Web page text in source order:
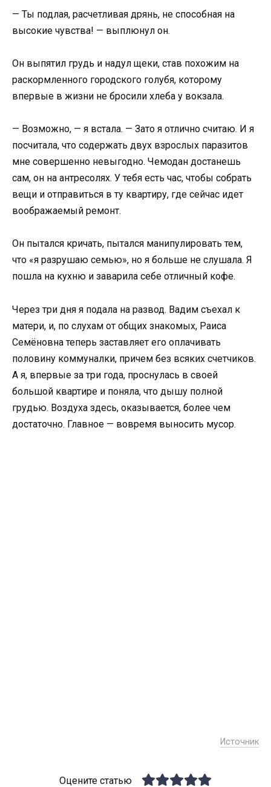
— Ты подлая, расчетливая дрянь, не способная на
высокие чувства! — выплюнул он.
Он выпятил грудь и надул щеки, став похожим на
раскормленного городского голубя, которому
впервые в жизни не бросили хлеба у вокзала.
— Возможно, — я встала. — Зато я отлично считаю. И я
посчитала, что содержать двух взрослых паразитов
мне совершенно невыгодно. Чемодан достанешь
сам, он на антресолях. У тебя есть час, чтобы собрать
вещи и отправиться в ту квартиру, где сейчас идет
воображаемый ремонт.
Он пытался кричать, пытался манипулировать тем,
что «я разрушаю семью», но я больше не слушала. Я
пошла на кухню и заварила себе отличный кофе.
Через три дня я подала на развод. Вадим съехал к
матери, и, по слухам от общих знакомых, Раиса
Семёновна теперь заставляет его оплачивать
половину коммуналки, причем без всяких счетчиков.
А я, впервые за три года, проснулась в своей
большой квартире и поняла, что дышу полной
грудью. Воздуха здесь, оказывается, более чем
достаточно. Главное — вовремя выносить мусор.
Источник
Оцените статью